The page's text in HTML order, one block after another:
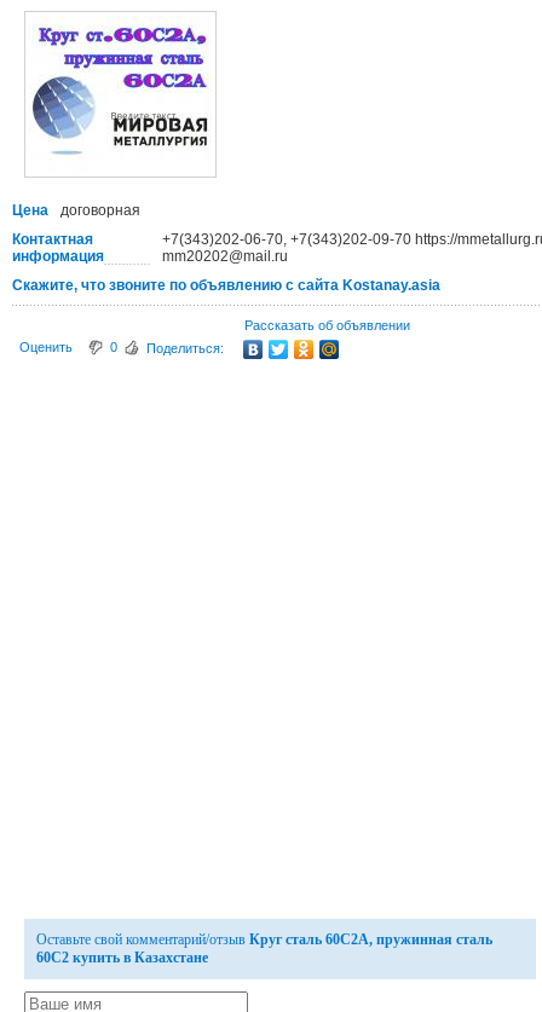
Цена
договорная
Контактная
информация
+7(343)202-06-70, +7(343)202-09-70 https://
mm20202@mail.ru
Скажите, что звоните по объявлению с сайта Kostanay.asia
Рассказать об объявлении
Оценить
0 Поделиться:
Оставьте свой комментарий/отзыв Круг сталь 60С2А, пружинная сталь
60С2 купить в Казахстане